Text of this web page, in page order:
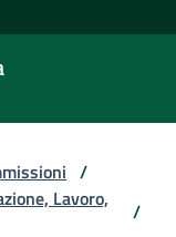
/
Lavoro,
/